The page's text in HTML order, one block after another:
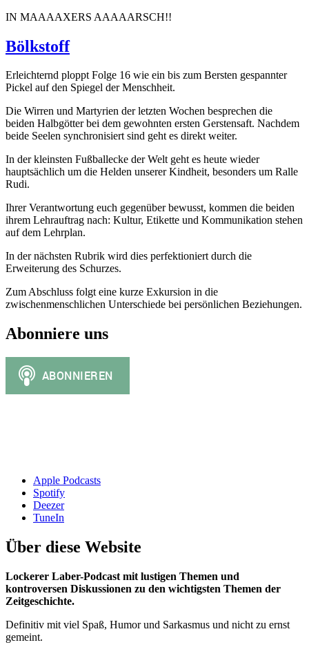
IN MAAAAXERS AAAAARSCH!!
Bölkstoff
Erleichternd ploppt Folge 16 wie ein bis zum Bersten gespannter
Pickel auf den Spiegel der Menschheit.
Die Wirren und Martyrien der letzten Wochen besprechen die
beiden Halbgötter bei dem gewohnten ersten Gerstensaft. Nachdem
beide Seelen synchronisiert sind geht es direkt weiter.
In der kleinsten Fußballecke der Welt geht es heute wieder
hauptsächlich um die Helden unserer Kindheit, besonders um Ralle
Rudi.
Ihrer Verantwortung euch gegenüber bewusst, kommen die beiden
ihrem Lehrauftrag nach: Kultur, Etikette und Kommunikation stehen
auf dem Lehrplan.
In der nächsten Rubrik wird dies perfektioniert durch die
Erweiterung des Schurzes.
Zum Abschluss folgt eine kurze Exkursion in die
zwischenmenschlichen Unterschiede bei persönlichen Beziehungen.
Abonniere uns
Apple Podcasts
Spotify
Deezer
TuneIn
Über diese Website
Lockerer Laber-Podcast mit lustigen Themen und
kontroversen Diskussionen zu den wichtigsten Themen der
Zeitgeschichte.
Definitiv mit viel Spaß, Humor und Sarkasmus und nicht zu ernst
gemeint.